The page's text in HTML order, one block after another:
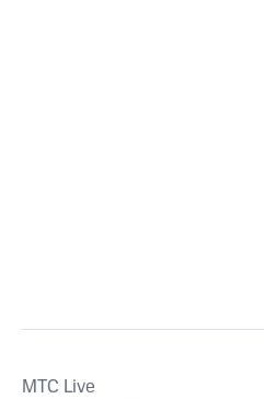
MTС Live